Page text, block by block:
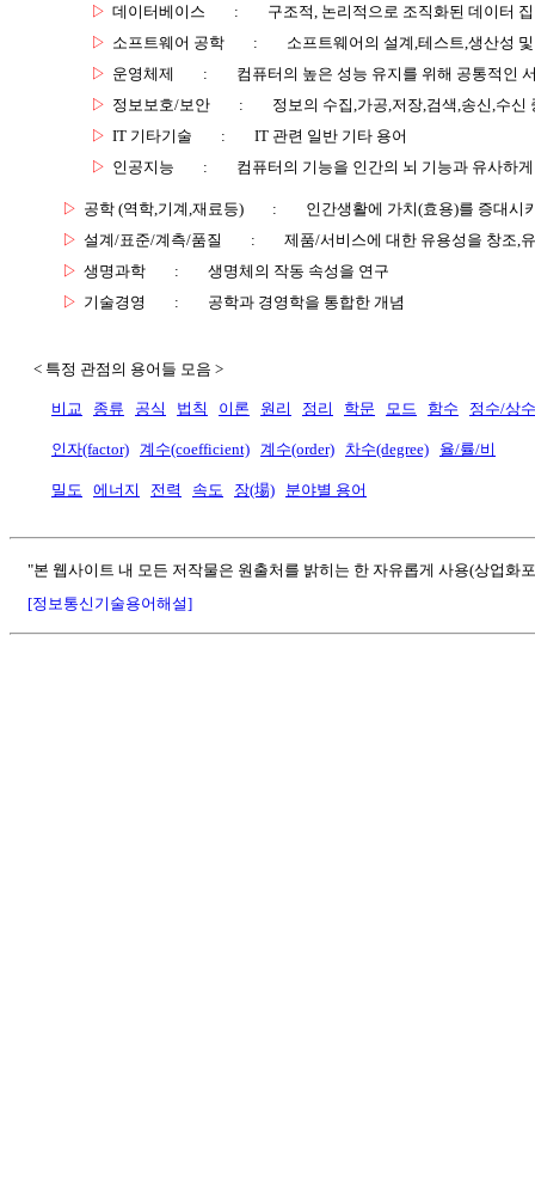
▷ 데이터베이스 :
구조적, 논리적으로 조직화된 데이터
▷ 소프트웨어 공학 :
소프트웨어의 설계,테스트,생산성
▷ 운영체제 :
컴퓨터의 높은 성능 유지를 위해 공통적인
▷ 정보보호/보안 :
정보의 수집,가공,저장,검색,송신,수
▷ IT 기타기술 :
IT 관련 일반 기타 용어
▷ 인공지능 : 컴퓨터의 기능을 인간의 뇌 기능과 유사하
▷ 공학 (역학,기계,재료등) :
인간생활에 가치(효용)를 증대시
▷ 설계/표준/계측/품질 :
제품/서비스에 대한 유용성을 창조,
▷ 생명과학 :
생명체의 작동 속성을 연구
▷ 기술경영 : 공학과 경영학을 통합한 개념
< 특정 관점의 용어들 모음 >
비교 종류 공식 법칙 이론 원리 정리 학문 모드 함수 정수/상수
인자(factor) 계수(coefficient) 계수(order) 차수(degree) 율/률/비
밀도 에너지 전력 속도 장(場) 분야별 용어
"본 웹사이트 내 모든 저작물은 원출처를 밝히는 한 자유롭게 사용(상업화
[정보통신기술용어해설]